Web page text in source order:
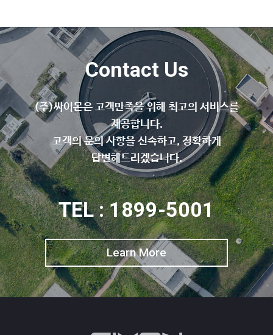
Contact Us
(주)싸이몬은 고객만족을 위해 최고의 서비스를
제공합니다.
고객의 문의 사항을 신속하고, 정확하게
답변해드리겠습니다.
TEL : 1899-5001
Learn More